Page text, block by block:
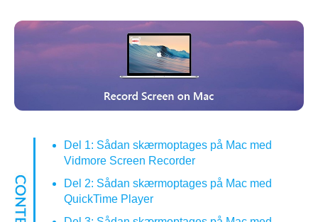
Del 1: Sådan skærmoptages på Mac med
Vidmore Screen Recorder
Del 2: Sådan skærmoptages på Mac med
QuickTime Player